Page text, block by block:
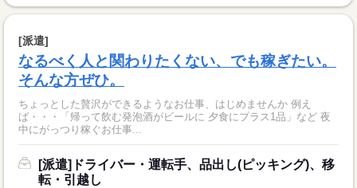
[派遣]
なるべく人と関わりたくない、でも稼ぎたい。
そんな方ぜひ。
ちょっとした贅沢ができるようなお仕事、はじめませんか 例え
ば・・・「帰って飲む発泡酒がビールに 夕食にプラス1品」など 夜
中にがっつり稼ぐお仕事...
[派遣]ドライバー・運転手、品出し(ピッキング)、移
転・引越し